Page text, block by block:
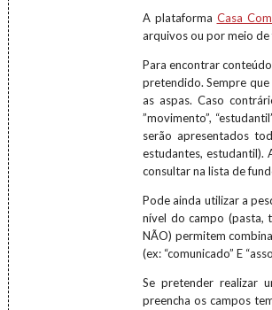
A plataforma Casa
arquivos ou por meio de
Para encontrar
pretendido. Sempre
as aspas. Caso
”movimento”,
serão apresentados
estudantes, estudantil).
consultar na lista de
Pode ainda utilizar a
nível do campo (pasta,
NÃO) permitem
(ex: “comunicado” E
Se pretender realizar
preencha os campos